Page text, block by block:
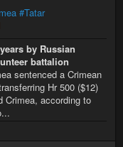
#Tatar
by Russian
battalion
sentenced a Crimean
Hr 500 ($12)
Crimea, according to